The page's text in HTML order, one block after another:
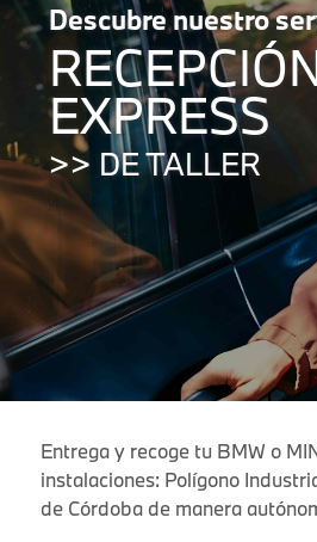
Descubre nuestro
EXPRESS
>> DE TALLER
Entrega y recoge tu BMW o
instalaciones: Polígono
de Córdoba de manera